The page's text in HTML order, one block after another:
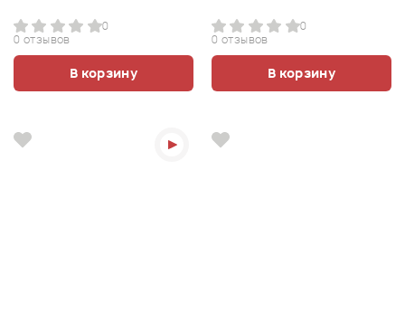
0
0 отзывов
В корзину
0
0 отзывов
В корзину